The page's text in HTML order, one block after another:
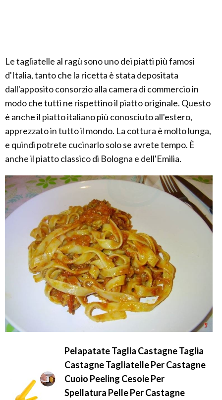
Le tagliatelle al ragù sono uno dei piatti più famosi
d'Italia, tanto che la ricetta è stata depositata
dall'apposito consorzio alla camera di commercio in
modo che tutti ne rispettino il piatto originale. Questo
è anche il piatto italiano più conosciuto all'estero,
apprezzato in tutto il mondo. La cottura è molto lunga,
e quindi potrete cucinarlo solo se avrete tempo. È
anche il piatto classico di Bologna e dell'Emilia.
Pelapatate Taglia Castagne Taglia
Castagne Tagliatelle Per Castagne
Cuoio Peeling Cesoie Per
Spellatura Pelle Per Castagne